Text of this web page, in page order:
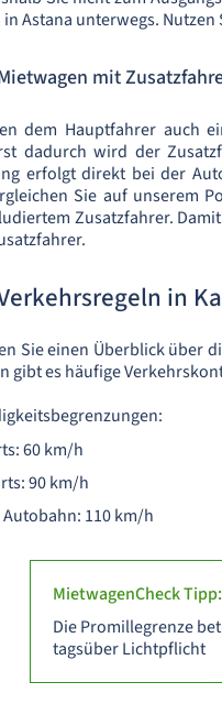
Astana unterwegs.
mit
dem Hauptfahrer auch
dadurch wird der
erfolgt direkt bei der
Sie auf unserem
Zusatzfahrer.
in
Sie einen Überblick über
gibt es häufige
60 km/h
90 km/h
110 km/h
MietwagenCheck Tipp:
Die Promillegrenze
tagsüber Lichtpflicht